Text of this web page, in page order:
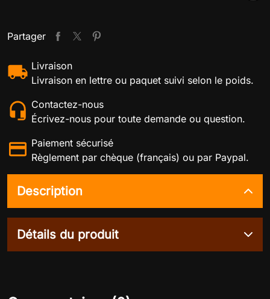
Partager
Livraison
Livraison en lettre ou paquet suivi selon le poids.
Contactez-nous
Écrivez-nous pour toute demande ou question.
Paiement sécurisé
Règlement par chèque (français) ou par Paypal.
Description
Détails du produit